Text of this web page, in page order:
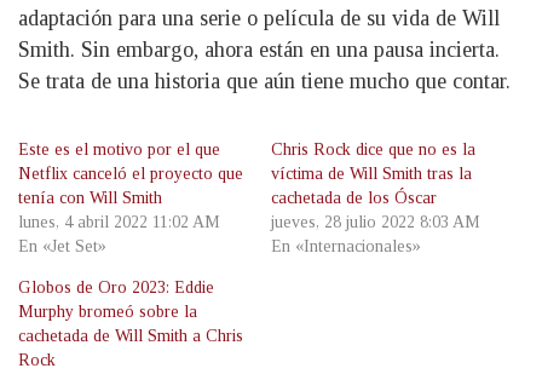
adaptación para una serie o película de su vida de Will
Smith. Sin embargo, ahora están en una pausa incierta.
Se trata de una historia que aún tiene mucho que contar.
Este es el motivo por el que
Netflix canceló el proyecto que
tenía con Will Smith
lunes, 4 abril 2022 11:02 AM
En «Jet Set»
Chris Rock dice que no es la
víctima de Will Smith tras la
cachetada de los Óscar
jueves, 28 julio 2022 8:03 AM
En «Internacionales»
Globos de Oro 2023: Eddie
Murphy bromeó sobre la
cachetada de Will Smith a Chris
Rock